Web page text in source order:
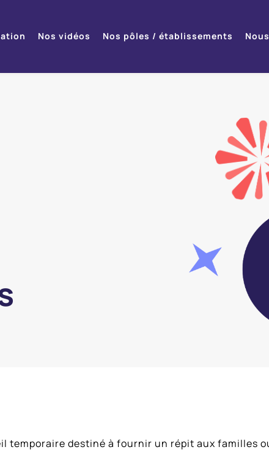
Nos vidéos Nos pôles / établissements
temporaire destiné à fournir un répit aux familles